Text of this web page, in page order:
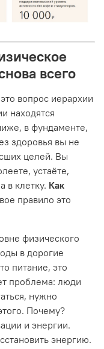
всего
вопрос иерархии
находятся
в фундаменте,
здоровья вы не
целей. Вы
устаёте,
в клетку. Как
правило это
физического
в дорогие
питание, это
проблема: люди
нужно
Почему?
и энергии.
энергию.